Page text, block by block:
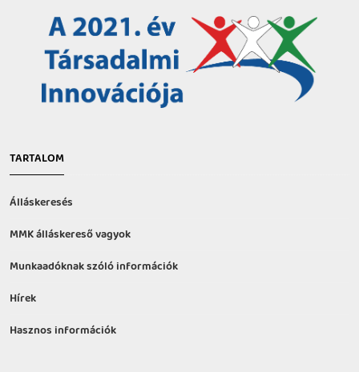
TARTALOM
Álláskeresés
MMK álláskereső vagyok
Munkaadóknak szóló információk
Hírek
Hasznos információk